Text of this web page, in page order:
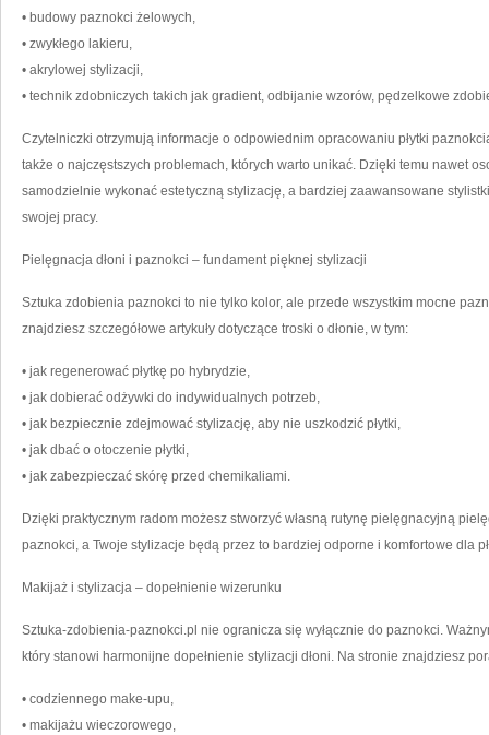
• budowy paznokci żelowych,
• zwykłego lakieru,
• akrylowej stylizacji,
• technik zdobniczych takich jak gradient, odbijanie wzorów, pędzelkowe
Czytelniczki otrzymują informacje o odpowiednim opracowaniu płytki
także o najczęstszych problemach, których warto unikać. Dzięki temu nawet
samodzielnie wykonać estetyczną stylizację, a bardziej zaawansowane
swojej pracy.
Pielęgnacja dłoni i paznokci – fundament pięknej stylizacji
Sztuka zdobienia paznokci to nie tylko kolor, ale przede wszystkim mocne
znajdziesz szczegółowe artykuły dotyczące troski o dłonie, w tym:
• jak regenerować płytkę po hybrydzie,
• jak dobierać odżywki do indywidualnych potrzeb,
• jak bezpiecznie zdejmować stylizację, aby nie uszkodzić płytki,
• jak dbać o otoczenie płytki,
• jak zabezpieczać skórę przed chemikaliami.
Dzięki praktycznym radom możesz stworzyć własną rutynę pielęgnacyjną
paznokci, a Twoje stylizacje będą przez to bardziej odporne i komfortowe dla
Makijaż i stylizacja – dopełnienie wizerunku
Sztuka-zdobienia-paznokci.pl nie ogranicza się wyłącznie do paznokci.
który stanowi harmonijne dopełnienie stylizacji dłoni. Na stronie znajdziesz
• codziennego make-upu,
• makijażu wieczorowego,